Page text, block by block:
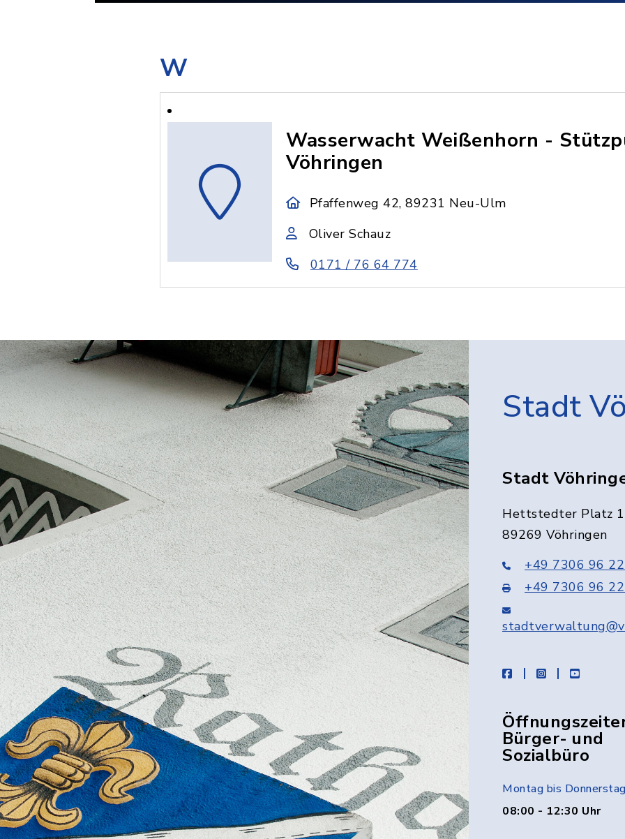
W
Wasserwacht Weißenhorn -
Vöhringen
Pfaffenweg 42, 89231 Neu-Ulm
Oliver Schauz
0171 / 76 64 774
Stadt
Stadt
Hettstedter Platz 1
89269 Vöhringen
+49 7306 96
+49 7306 96
facebookinstagramyoutube
Bürger- und
Sozialbüro
Montag bis
08:00 - 12:30 Uhr